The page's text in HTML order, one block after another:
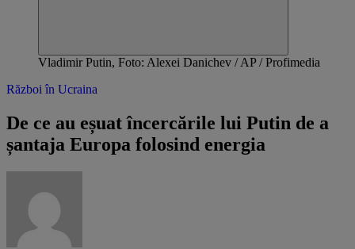
Vladimir Putin, Foto: Alexei Danichev / AP / Profimedia
Război în Ucraina
De ce au eșuat încercările lui Putin de a
șantaja Europa folosind energia